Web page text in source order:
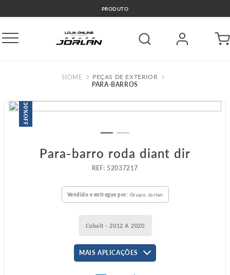
🚛COMPRE E RETIRE GRÁTIS GO
PEÇAS DE EXTERIOR
PARA-BARROS
30%
OFF
Para-barro roda diant dir
: 52037217
Vendido e entregue por: Grupo Jorlan
Cobalt - 2012 A 2020
MAIS APLICAÇÕES